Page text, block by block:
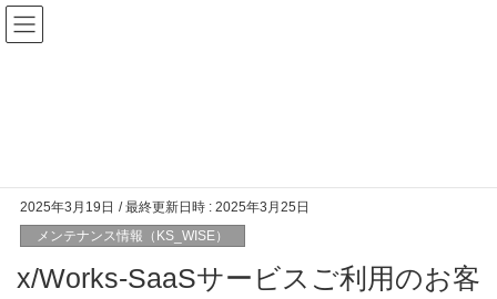
2025年3月19日 / 最終更新日時 : 2025年3月25日
メンテナンス情報（KS_WISE）
x/Works-SaaSサービスご利用のお客